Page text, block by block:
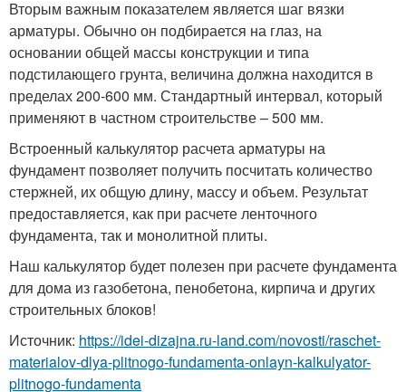
Вторым важным показателем является шаг вязки
арматуры. Обычно он подбирается на глаз, на
основании общей массы конструкции и типа
подстилающего грунта, величина должна находится в
пределах 200-600 мм. Стандартный интервал, который
применяют в частном строительстве – 500 мм.
Встроенный калькулятор расчета арматуры на
фундамент позволяет получить посчитать количество
стержней, их общую длину, массу и объем. Результат
предоставляется, как при расчете ленточного
фундамента, так и монолитной плиты.
Наш калькулятор будет полезен при расчете фундамента
для дома из газобетона, пенобетона, кирпича и других
строительных блоков!
Источник: https://idei-dizajna.ru-land.com/novosti/raschet-
materialov-dlya-plitnogo-fundamenta-onlayn-kalkulyator-
plitnogo-fundamenta